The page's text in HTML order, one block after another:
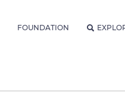
FOUNDATION